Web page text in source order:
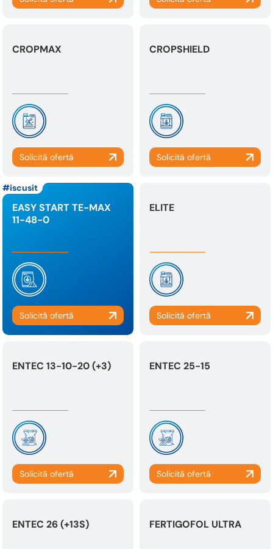
CROPMAX CROPSHIELD
iscusit
EASY START TE-MAX
11-48-0
ELITE
ENTEC 13-10-20 (+3) ENTEC 25-15
ENTEC 26 (+13S) FERTIGOFOL ULTRA